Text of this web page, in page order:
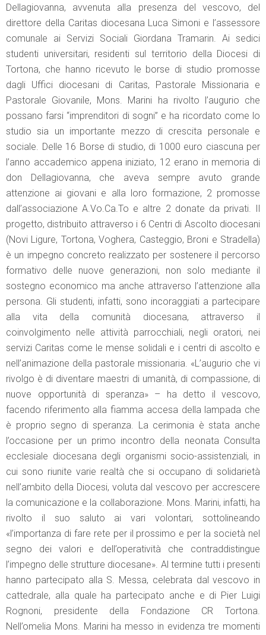
Dellagiovanna, avvenuta alla presenza del vescovo, del
direttore della Caritas diocesana Luca Simoni e l’assessore
comunale ai Servizi Sociali Giordana Tramarin. Ai sedici
studenti universitari, residenti sul territorio della Diocesi di
Tortona, che hanno ricevuto le borse di studio promosse
dagli Uffici diocesani di Caritas, Pastorale Missionaria e
Pastorale Giovanile, Mons. Marini ha rivolto l’augurio che
possano farsi “imprenditori di sogni” e ha ricordato come lo
studio sia un importante mezzo di crescita personale e
sociale. Delle 16 Borse di studio, di 1000 euro ciascuna per
l’anno accademico appena iniziato, 12 erano in memoria di
don Dellagiovanna, che aveva sempre avuto grande
attenzione ai giovani e alla loro formazione, 2 promosse
dall’associazione A.Vo.Ca.To e altre 2 donate da privati. Il
progetto, distribuito attraverso i 6 Centri di Ascolto diocesani
(Novi Ligure, Tortona, Voghera, Casteggio, Broni e Stradella)
è un impegno concreto realizzato per sostenere il percorso
formativo delle nuove generazioni, non solo mediante il
sostegno economico ma anche attraverso l’attenzione alla
persona. Gli studenti, infatti, sono incoraggiati a partecipare
alla vita della comunità diocesana, attraverso il
coinvolgimento nelle attività parrocchiali, negli oratori, nei
servizi Caritas come le mense solidali e i centri di ascolto e
nell’animazione della pastorale missionaria. «L’augurio che vi
rivolgo è di diventare maestri di umanità, di compassione, di
nuove opportunità di speranza» – ha detto il vescovo,
facendo riferimento alla fiamma accesa della lampada che
è proprio segno di speranza. La cerimonia è stata anche
l’occasione per un primo incontro della neonata Consulta
ecclesiale diocesana degli organismi socio-assistenziali, in
cui sono riunite varie realtà che si occupano di solidarietà
nell’ambito della Diocesi, voluta dal vescovo per accrescere
la comunicazione e la collaborazione. Mons. Marini, infatti, ha
rivolto il suo saluto ai vari volontari, sottolineando
«l’importanza di fare rete per il prossimo e per la società nel
segno dei valori e dell’operatività che contraddistingue
l’impegno delle strutture diocesane». Al termine tutti i presenti
hanno partecipato alla S. Messa, celebrata dal vescovo in
cattedrale, alla quale ha partecipato anche e di Pier Luigi
Rognoni, presidente della Fondazione CR Tortona.
Nell’omelia Mons. Marini ha messo in evidenza tre momenti